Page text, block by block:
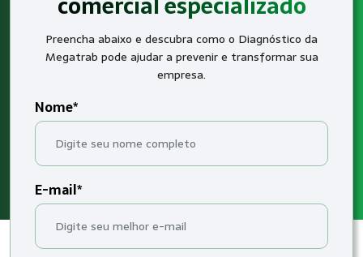
Preencha abaixo e descubra como o Diagnóstico da
Megatrab pode ajudar a prevenir e transformar sua
empresa.
Nome*
E-mail*